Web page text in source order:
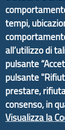
partire dal
promosso dal
Economico e
delle valli
informazioni
d'Area Antola-
Liguria ed
tempi,
all’utilizzo di
pulsante
pulsante
prestare,
consenso, in
Visualizza la